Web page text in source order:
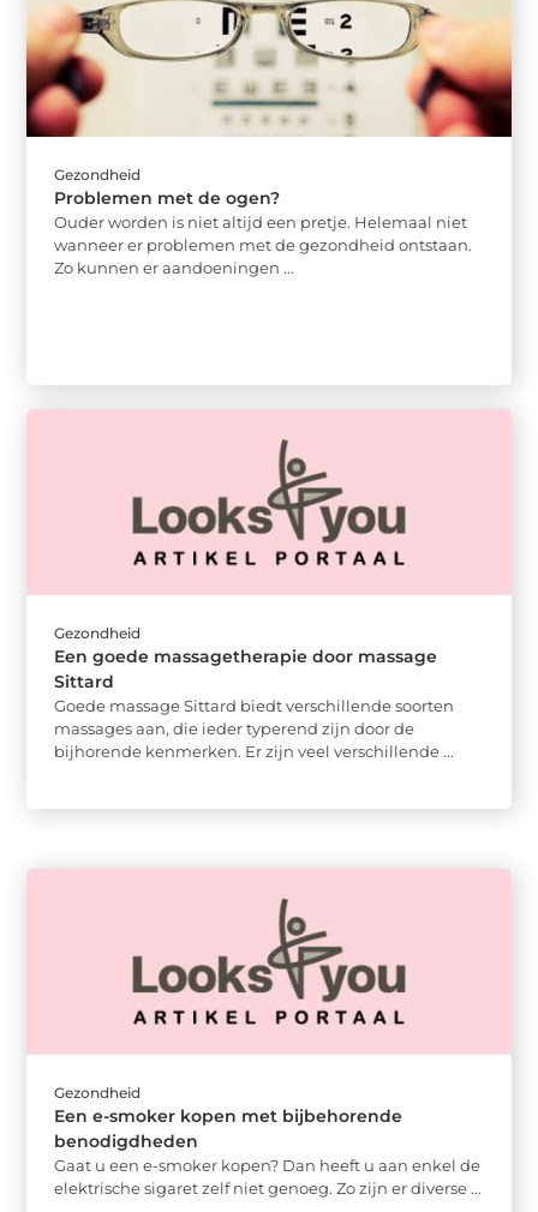
Gezondheid
Problemen met de ogen?
Ouder worden is niet altijd een pretje. Helemaal niet
wanneer er problemen met de gezondheid ontstaan.
Zo kunnen er aandoeningen ...
Gezondheid
Een goede massagetherapie door massage
Sittard
Goede massage Sittard biedt verschillende soorten
massages aan, die ieder typerend zijn door de
bijhorende kenmerken. Er zijn veel verschillende ...
Gezondheid
Een e-smoker kopen met bijbehorende
benodigdheden
Gaat u een e-smoker kopen? Dan heeft u aan enkel de
elektrische sigaret zelf niet genoeg. Zo zijn er diverse ...